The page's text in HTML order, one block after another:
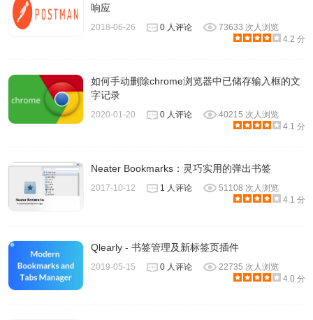
4.这样就可以轻松的将书签bookmarks导回到chrome中了！
响应
2018-06-26 0 人评论
73633 次人浏览
4.2 分
如何手动删除chrome浏览器中已储存输入框的文
字记录
2020-01-20 0 人评论
40215 次人浏览
4.1 分
Neater Bookmarks：灵巧实用的弹出书签
2017-10-12 1 人评论
51108 次人浏览
4.1 分
Qlearly - 书签管理及新标签页插件
2019-05-15 0 人评论
22735 次人浏览
4.0 分